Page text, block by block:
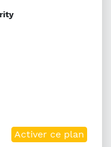
Activer ce plan